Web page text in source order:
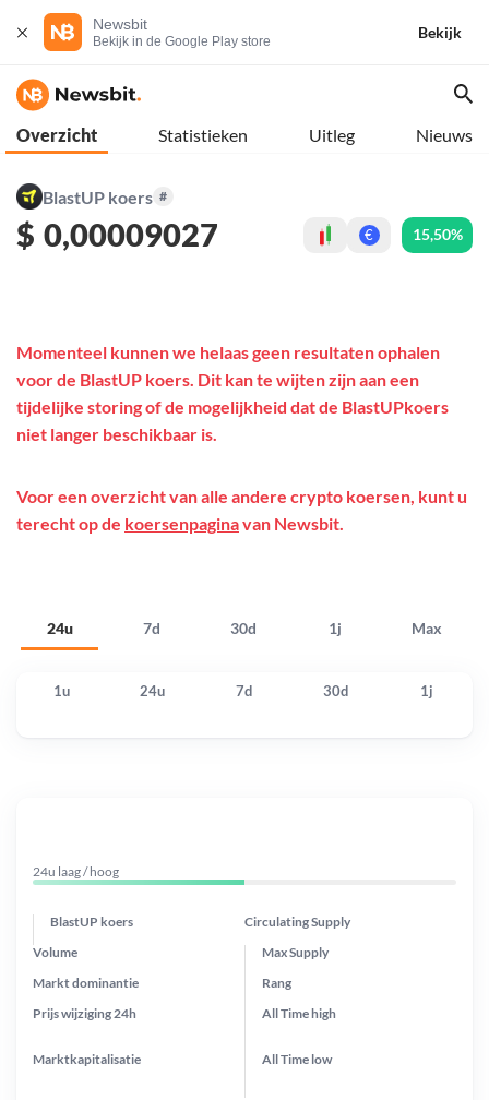
Newsbit
Bekijk in de Google Play store
Bekijk
Overzicht Statistieken Uitleg Nieuws
BlastUP koers #
$ 0,00009027 € 15,50%
24u 7d 30d 1j Max
Momenteel kunnen we helaas geen resultaten ophalen
voor de BlastUP koers. Dit kan te wijten zijn aan een
tijdelijke storing of de mogelijkheid dat de BlastUPkoers
niet langer beschikbaar is.
Voor een overzicht van alle andere crypto koersen, kunt u
terecht op de koersenpaginavan Newsbit.
1u 24u 7d 30d 1j
24u laag / hoog
BlastUP koers Circulating Supply
Prijs wijziging 24h
Max Supply
Markt dominantie
Marktkapitalisatie
Volume
Rang
All Timehigh
All Time low